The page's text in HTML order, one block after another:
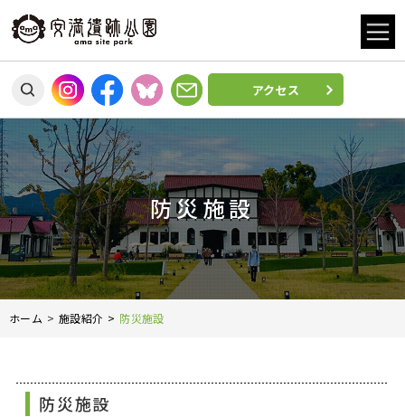
アクセス
防災施設
ホーム 施設紹介 防災施設
防災施設